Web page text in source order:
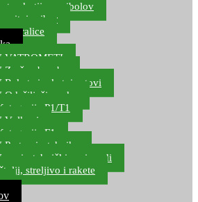
kutije za ribolov
sitni pribor
varalice
VATROMETI
bombe
Rakete i raketni setovi
Odašiljači zvuka
P1/T1
Vulkani
F1
Party pirotehnika
nepirotehnički proizvodi
streljivo i rakete